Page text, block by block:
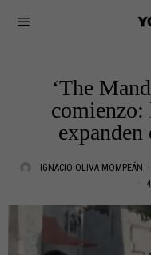
‘The
comienzo:
IGNACIO OLIVA MOMPEÁN